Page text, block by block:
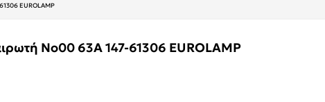
EUROLAMP
Νο00 63A 147-61306 EUROLAMP